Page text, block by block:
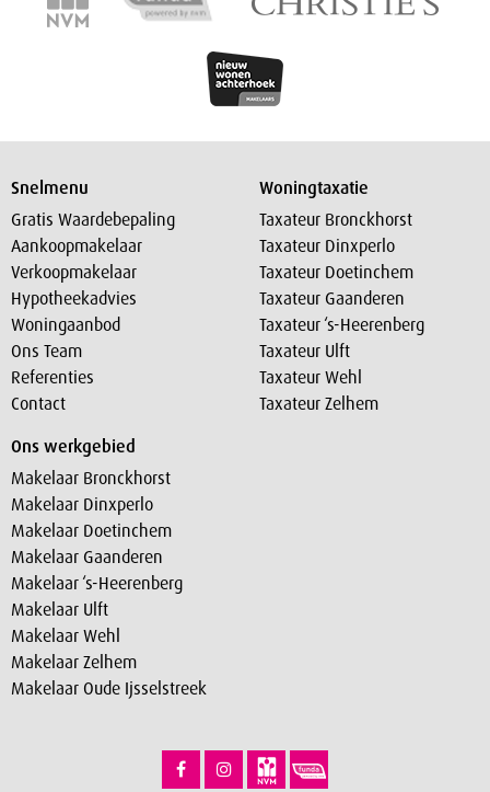
Snelmenu
Gratis Waardebepaling
Aankoopmakelaar
Verkoopmakelaar
Hypotheekadvies
Woningaanbod
Ons Team
Referenties
Contact
Woningtaxatie
Taxateur Bronckhorst
Taxateur Dinxperlo
Taxateur Doetinchem
Taxateur Gaanderen
Taxateur ‘s-Heerenberg
Taxateur Ulft
Taxateur Wehl
Taxateur Zelhem
Ons werkgebied
Makelaar Bronckhorst
Makelaar Dinxperlo
Makelaar Doetinchem
Makelaar Gaanderen
Makelaar ‘s-Heerenberg
Makelaar Ulft
Makelaar Wehl
Makelaar Zelhem
Makelaar Oude Ijsselstreek